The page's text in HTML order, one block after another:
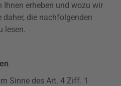
Ihnen erheben und wozu wir
daher, die nachfolgenden
lesen.
Sinne des Art. 4 Ziff. 1